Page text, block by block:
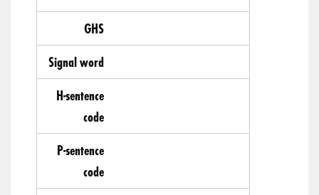
GHS
Signal word
H-sentence
code
P-sentence
code